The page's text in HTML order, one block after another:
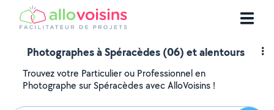
Photographes à Spéracèdes (06) et alentours
Trouvez votre Particulier ou Professionnel en
Photographe sur Spéracèdes avec AlloVoisins !